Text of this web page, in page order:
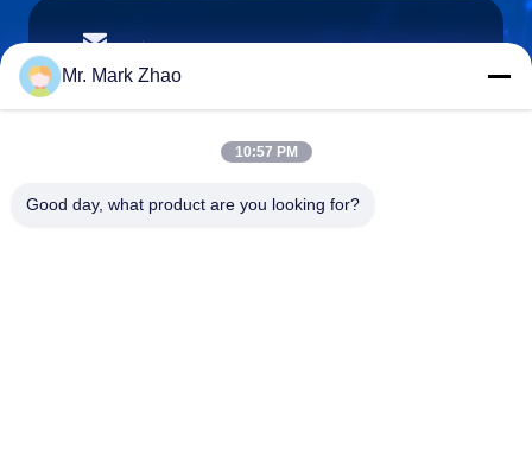
E-mail
Telefon:
Mr. Mark Zhao
10:57 PM
Good day, what product are you looking for?